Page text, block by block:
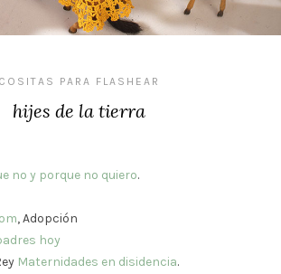
COSITAS PARA FLASHEAR
hijes de la tierra
no y porque no quiero.
, Adopción
hoy
Maternidades en disidencia.